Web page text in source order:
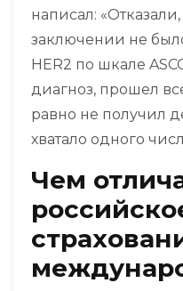
написал:
заключении не
HER2 по шкале
диагноз, прошел
равно не получил
хватало одного
Чем